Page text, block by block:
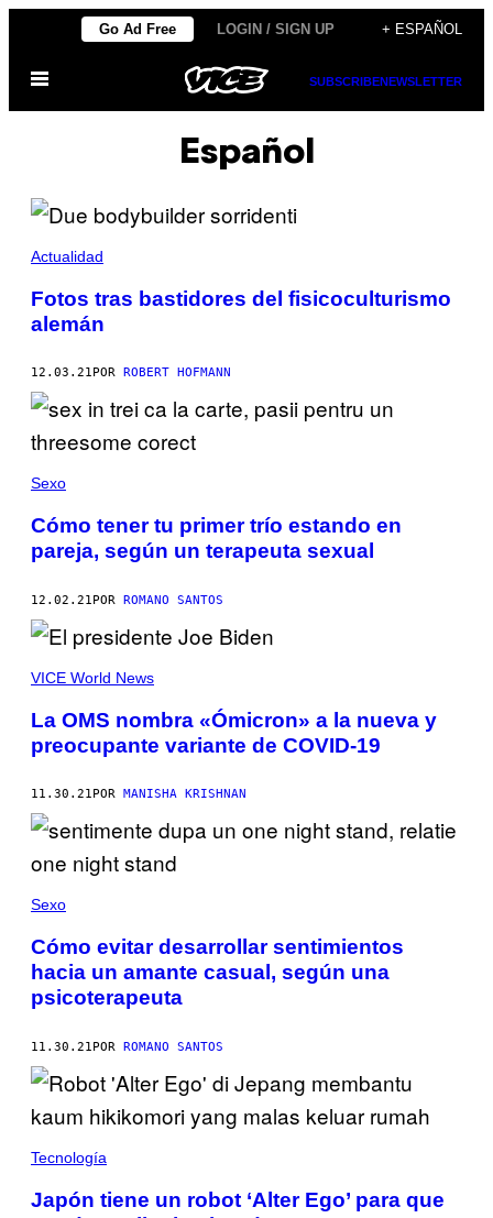
contenido
Go Ad Free LOGIN / SIGN UP + ESPAÑOL
Abrir
SUBSCRIBENEWSLETTER
Español
Actualidad
Fotos tras bastidores del fisicoculturismo
alemán
12.03.21 POR ROBERT HOFMANN
Sexo
Cómo tener tu primer trío estando en
pareja, según un terapeuta sexual
12.02.21POR ROMANO SANTOS
VICE World News
La OMS nombra «Ómicron» a la nueva y
preocupante variante de COVID-19
11.30.21 POR MANISHA KRISHNAN
Sexo
Cómo evitar desarrollar sentimientos
hacia un amante casual, según una
psicoterapeuta
11.30.21POR ROMANO SANTOS
Tecnología
Japón tiene un robot ‘Alter Ego’ para que